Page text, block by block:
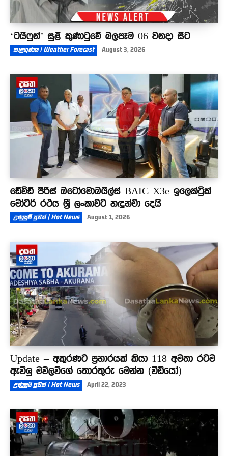
‘ටයිෆූන්’ සුළි කුණාටුවේ බලපෑම 06 වනදා සිට
කාළගුණය | Weather Forecast August 3, 2026
ඩේවිඩ් පීරිස් ඔටෝමොබයිල්ස් BAIC X3e ඉලෙක්ට්‍රික්
මෝටර් රථය ශ්‍රී ලංකාවට හඳුන්වා දෙයි
උණුසුම් පුවත් | Hot News August 1, 2026
Update – අකුරණට ප්‍රහාරයක් කියා 118 අමතා රටම
ඇවිලූ මව්ලවිගේ තොරතුරු මෙන්න (වීඩියෝ)
උණුසුම් පුවත් | Hot News April 22, 2023